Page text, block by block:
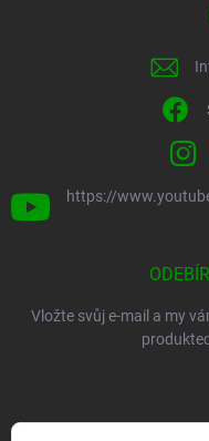
https://
Vložte svůj e-mail a my